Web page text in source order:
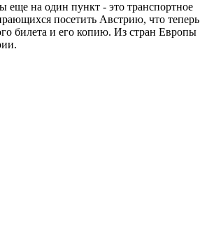
еще на один пункт - это транспортное
посетить Австрию, что теперь
билета и его копию. Из стран Европы